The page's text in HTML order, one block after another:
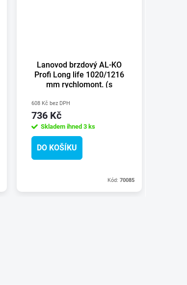
Lanovod brzdový AL-KO
Profi Long life 1020/1216
mm rychlomont. (s
608 Kč bez DPH
736 Kč
Skladem ihned 3 ks
DO KOŠÍKU
Kód: 70085